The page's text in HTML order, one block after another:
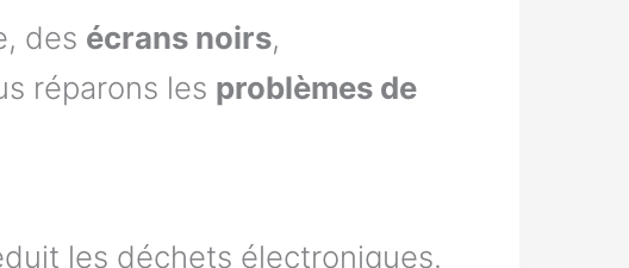
des écrans noirs,
réparons les problèmes de
les déchets électroniques.